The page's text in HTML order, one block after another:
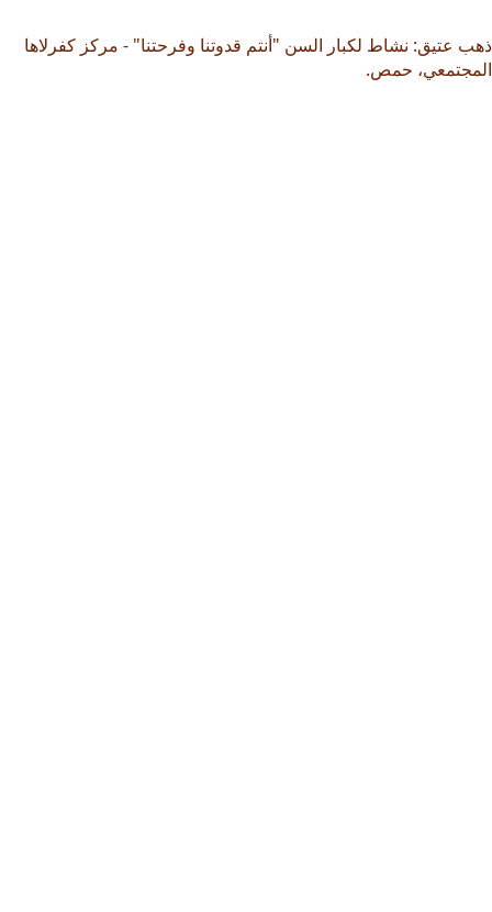
ذهب عتيق: نشاط لكبار السن "أنتم قدوتنا وفرحتنا" - مركز كفرلاها
المجتمعي، حمص.